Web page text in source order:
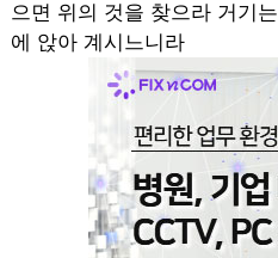
으면 위의 것을 찾으라 거기
에 앉아 계시느니라